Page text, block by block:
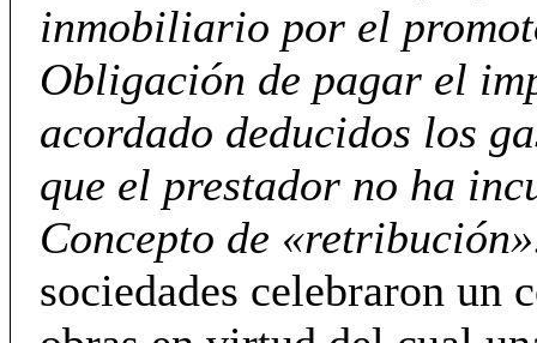
inmobiliario por el
Obligación de pagar el
acordado deducidos los
que el prestador no ha
Concepto de
sociedades celebraron un